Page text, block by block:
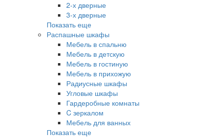
2-х дверные
3-х дверные
Показать еще
Распашные шкафы
Мебель в спальню
Мебель в детскую
Мебель в гостиную
Мебель в прихожую
Радиусные шкафы
Угловые шкафы
Гардеробные комнаты
C зеркалом
Мебель для ванных
Показать еще